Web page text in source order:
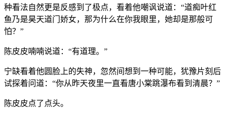
种看法自然更是反感到了极点，看着他嘲讽说道：“道痴叶红
鱼乃是昊天道门娇女，那为什么在你我眼里，她却是那般可
怕？”
陈皮皮喃喃说道：“有道理。”
宁缺看着他圆脸上的失神，忽然间想到一种可能，犹豫片刻后
试探着问道：“你从昨天夜里一直看唐小棠跳瀑布看到清晨？”
陈皮皮点了点头。